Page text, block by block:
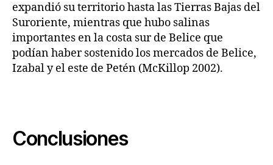
expandió su territorio hasta las Tierras Bajas del
Suroriente, mientras que hubo salinas
importantes en la costa sur de Belice que
podían haber sostenido los mercados de Belice,
Izabal y el este de Petén (McKillop 2002).
Conclusiones